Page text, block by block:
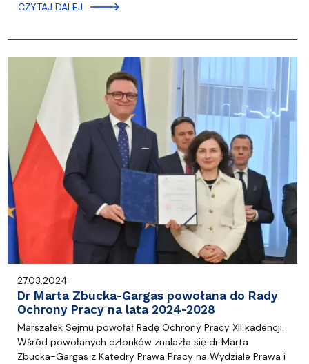
CZYTAJ DALEJ
27.03.2024
Dr Marta Zbucka-Gargas powołana do Rady
Ochrony Pracy na lata 2024-2028
Marszałek Sejmu powołał Radę Ochrony Pracy XII kadencji.
Wśród powołanych członków znalazła się dr Marta
Zbucka-Gargas z Katedry Prawa Pracy na Wydziale Prawa i